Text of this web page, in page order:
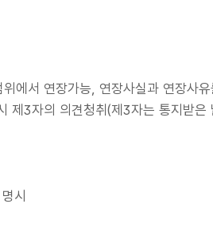
에서 연장가능, 연장사실과 연장사
3자의 의견청취(제3자는 통지받은
시